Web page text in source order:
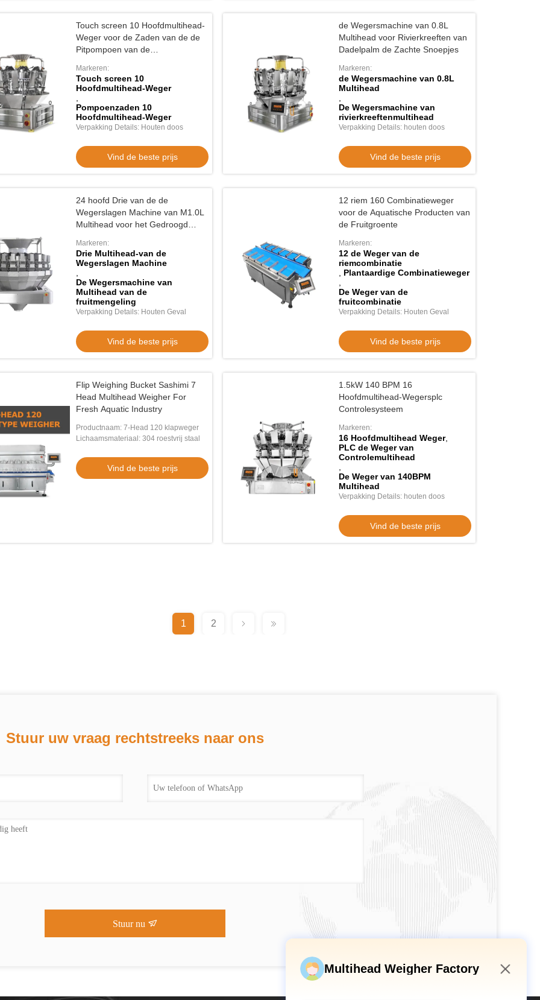
noten snoep zaden
met
beste prijs
Voeder voor vogels Prefabricated Bag
Packing Machine Hondenvoedsel
Kattenvoedsel Verpakkingsmachine
Verpakkingsapparatuur Multihead
Weegmachine
Vind de beste prijs
Automatische verpakkingsmachine 5-
200g High Speed Snack Granule
Verpakkingsmachine
Vind de beste prijs
Touch screen 10 Hoofdmultihead-
Weger voor de Zaden van de de
Pitpompoen van de
Markeren:
Touch screen 10
Hoofdmultihead-Weger
Pompoenzaden 10
Hoofdmultihead-Weger
Verpakking Details: Houten doos
Vind de beste prijs
de Wegersmachine van 0.8L
Multihead voor Rivierkreeften van
Dadelpalm de Zachte Snoepjes
Markeren:
de Wegersmachine van 0.8L
Multihead
De Wegersmachine van
rivierkreeftenmultihead
Verpakking Details: houten doos
Vind de beste prijs
24 hoofd Drie van de de
Wegerslagen Machine van M1.0L
Multihead voor het Gedroogd
Notenmengeling
Markeren:
Drie Multihead-van de
Wegerslagen Machine
De Wegersmachine van
Multihead van de
fruitmengeling
Verpakking Details: Houten Geval
Vind de beste prijs
12 riem 160 Combinatieweger
voor de Aquatische Producten van
de Fruitgroente
Markeren:
12 de Weger van de
riemcombinatie
Plantaardige Combinatieweger
De Weger van de
fruitcombinatie
Verpakking Details: Houten Geval
Vind de beste prijs
Flip Weighing Bucket Sashimi 7
Head Multihead Weigher For
Fresh Aquatic Industry
Productnaam: 7-Head 120 klapweger
Lichaamsmateriaal: 304 roestvrij staal
Vind de beste prijs
1.5kW 140 BPM 16
Hoofdmultihead-Wegersplc
Controlesysteem
Markeren:
16 Hoofdmultihead Weger,
PLC de Weger van
Controlemultihead
De Weger van 140BPM
Multihead
Verpakking Details: houten doos
Vind de beste prijs
1 2
Stuur uw vraag rechtstreeks naar ons
Stuur nu
Multihead Weigher Factory